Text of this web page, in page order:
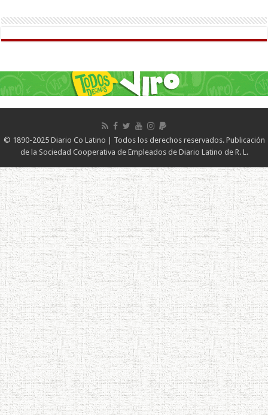
© 1890-2025 Diario Co Latino | Todos los derechos reservados. Publicación
de la Sociedad Cooperativa de Empleados de Diario Latino de R. L.